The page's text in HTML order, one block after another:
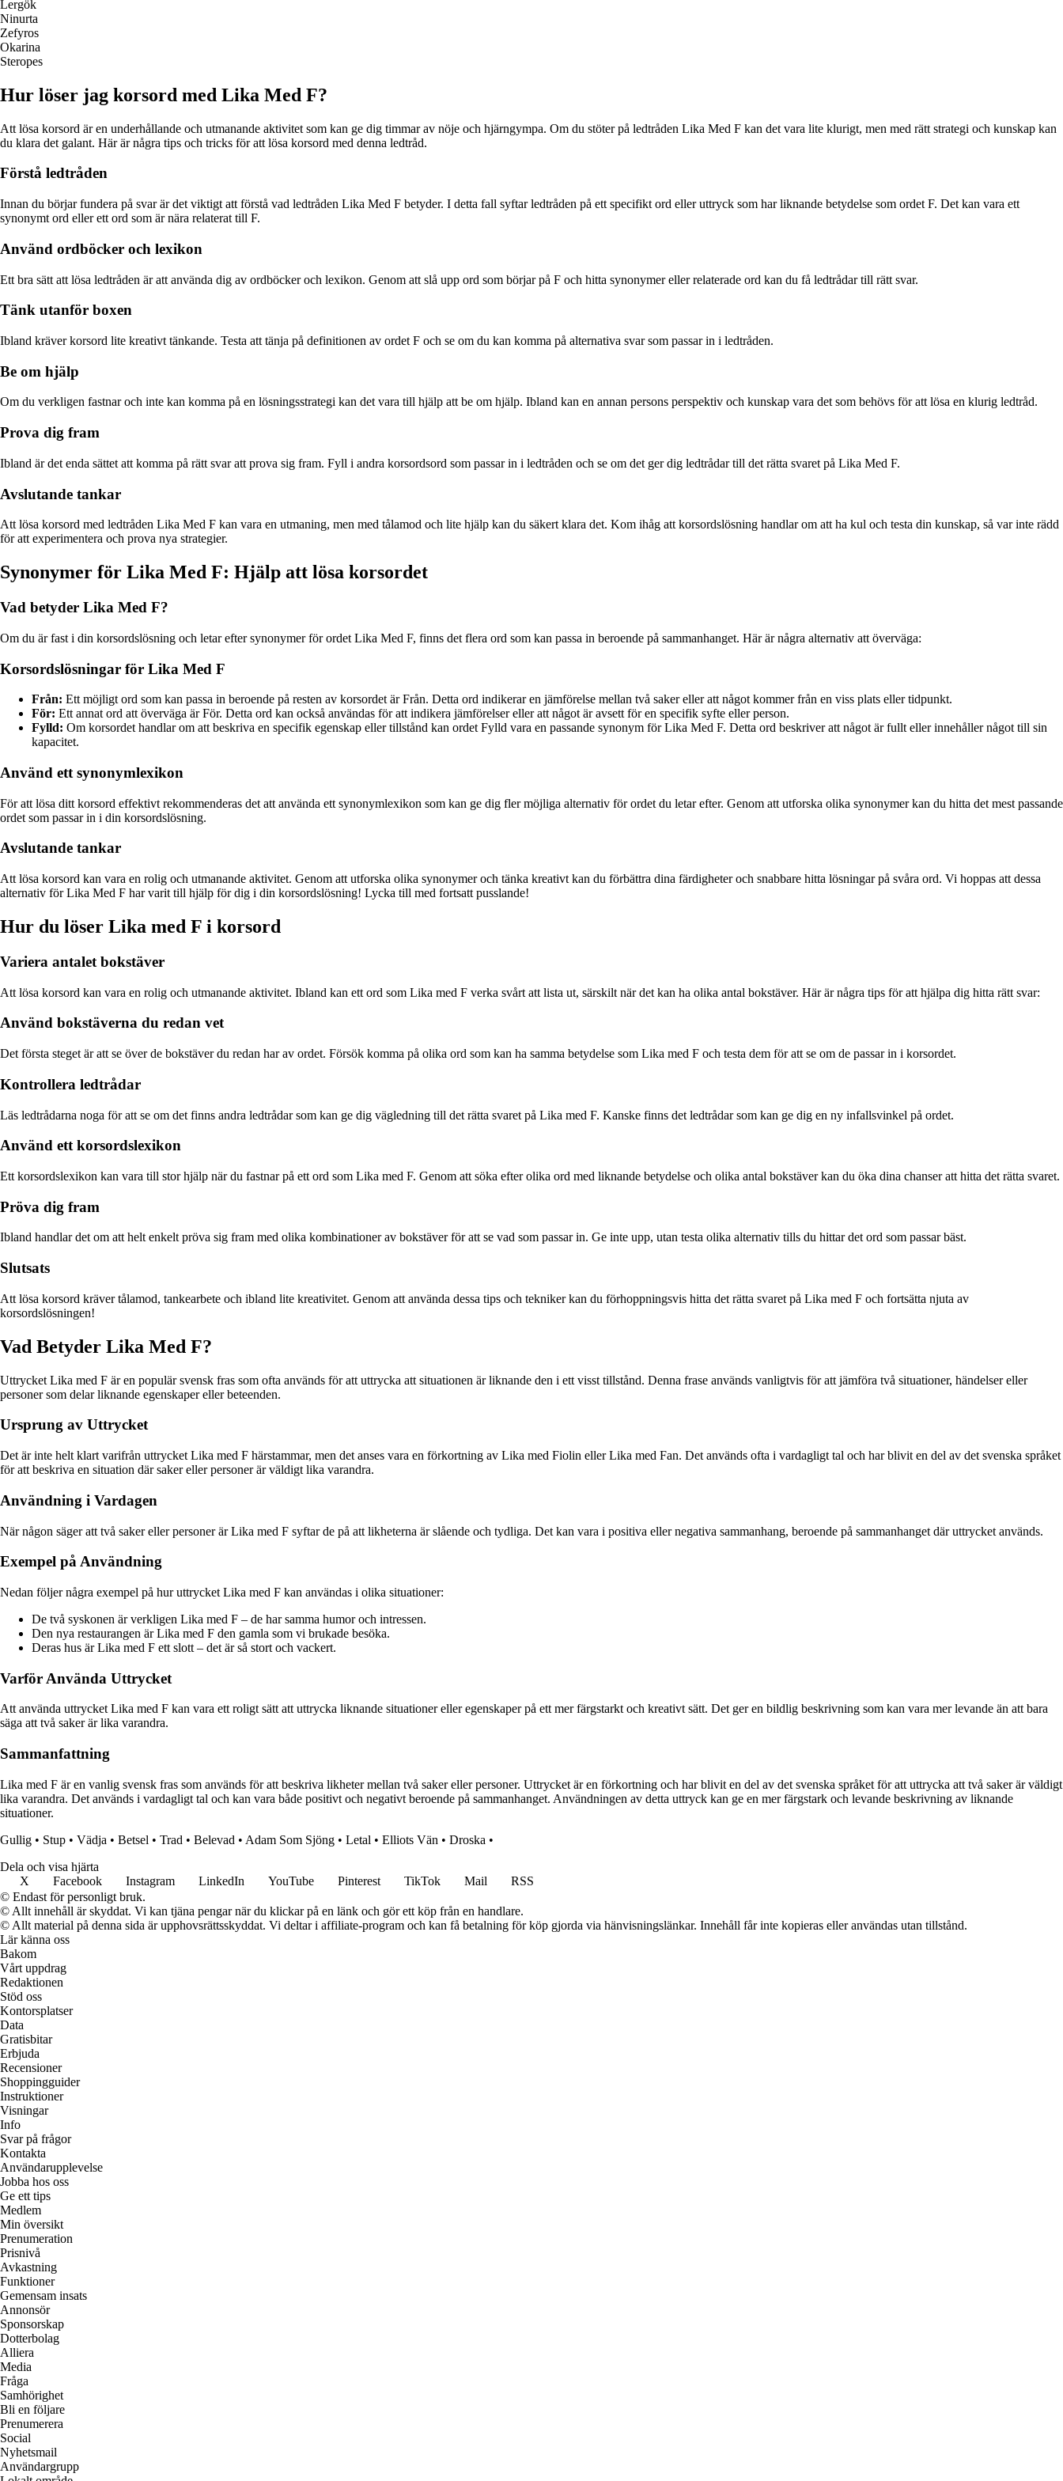
Lergök
Ninurta
Zefyros
Okarina
Steropes
Hur löser jag korsord med Lika Med F?
Att lösa korsord är en underhållande och utmanande aktivitet som kan ge dig timmar av nöje och hjärngympa. Om du stöter på ledtråden Lika Med F kan det vara lite klurigt, men med rätt strategi och kunskap kan
du klara det galant. Här är några tips och tricks för att lösa korsord med denna ledtråd.
Förstå ledtråden
Innan du börjar fundera på svar är det viktigt att förstå vad ledtråden Lika Med F betyder. I detta fall syftar ledtråden på ett specifikt ord eller uttryck som har liknande betydelse som ordet F. Det kan vara ett
synonymt ord eller ett ord som är nära relaterat till F.
Använd ordböcker och lexikon
Ett bra sätt att lösa ledtråden är att använda dig av ordböcker och lexikon. Genom att slå upp ord som börjar på F och hitta synonymer eller relaterade ord kan du få ledtrådar till rätt svar.
Tänk utanför boxen
Ibland kräver korsord lite kreativt tänkande. Testa att tänja på definitionen av ordet F och se om du kan komma på alternativa svar som passar in i ledtråden.
Be om hjälp
Om du verkligen fastnar och inte kan komma på en lösningsstrategi kan det vara till hjälp att be om hjälp. Ibland kan en annan persons perspektiv och kunskap vara det som behövs för att lösa en klurig ledtråd.
Prova dig fram
Ibland är det enda sättet att komma på rätt svar att prova sig fram. Fyll i andra korsordsord som passar in i ledtråden och se om det ger dig ledtrådar till det rätta svaret på Lika Med F.
Avslutande tankar
Att lösa korsord med ledtråden Lika Med F kan vara en utmaning, men med tålamod och lite hjälp kan du säkert klara det. Kom ihåg att korsordslösning handlar om att ha kul och testa din kunskap, så var inte rädd
för att experimentera och prova nya strategier.
Synonymer för Lika Med F: Hjälp att lösa korsordet
Vad betyder Lika Med F?
Om du är fast i din korsordslösning och letar efter synonymer för ordet Lika Med F, finns det flera ord som kan passa in beroende på sammanhanget. Här är några alternativ att överväga:
Korsordslösningar för Lika Med F
Från: Ett möjligt ord som kan passa in beroende på resten av korsordet är Från. Detta ord indikerar en jämförelse mellan två saker eller att något kommer från en viss plats eller tidpunkt.
För: Ett annat ord att överväga är För. Detta ord kan också användas för att indikera jämförelser eller att något är avsett för en specifik syfte eller person.
Fylld: Om korsordet handlar om att beskriva en specifik egenskap eller tillstånd kan ordet Fylld vara en passande synonym för Lika Med F. Detta ord beskriver att något är fullt eller innehåller något till sin
kapacitet.
Använd ett synonymlexikon
För att lösa ditt korsord effektivt rekommenderas det att använda ett synonymlexikon som kan ge dig fler möjliga alternativ för ordet du letar efter. Genom att utforska olika synonymer kan du hitta det mest passande
ordet som passar in i din korsordslösning.
Avslutande tankar
Att lösa korsord kan vara en rolig och utmanande aktivitet. Genom att utforska olika synonymer och tänka kreativt kan du förbättra dina färdigheter och snabbare hitta lösningar på svåra ord. Vi hoppas att dessa
alternativ för Lika Med F har varit till hjälp för dig i din korsordslösning! Lycka till med fortsatt pusslande!
Hur du löser Lika med F i korsord
Variera antalet bokstäver
Att lösa korsord kan vara en rolig och utmanande aktivitet. Ibland kan ett ord som Lika med F verka svårt att lista ut, särskilt när det kan ha olika antal bokstäver. Här är några tips för att hjälpa dig hitta rätt svar:
Använd bokstäverna du redan vet
Det första steget är att se över de bokstäver du redan har av ordet. Försök komma på olika ord som kan ha samma betydelse som Lika med F och testa dem för att se om de passar in i korsordet.
Kontrollera ledtrådar
Läs ledtrådarna noga för att se om det finns andra ledtrådar som kan ge dig vägledning till det rätta svaret på Lika med F. Kanske finns det ledtrådar som kan ge dig en ny infallsvinkel på ordet.
Använd ett korsordslexikon
Ett korsordslexikon kan vara till stor hjälp när du fastnar på ett ord som Lika med F. Genom att söka efter olika ord med liknande betydelse och olika antal bokstäver kan du öka dina chanser att hitta det rätta svaret.
Pröva dig fram
Ibland handlar det om att helt enkelt pröva sig fram med olika kombinationer av bokstäver för att se vad som passar in. Ge inte upp, utan testa olika alternativ tills du hittar det ord som passar bäst.
Slutsats
Att lösa korsord kräver tålamod, tankearbete och ibland lite kreativitet. Genom att använda dessa tips och tekniker kan du förhoppningsvis hitta det rätta svaret på Lika med F och fortsätta njuta av
korsordslösningen!
Vad Betyder Lika Med F?
Uttrycket Lika med F är en populär svensk fras som ofta används för att uttrycka att situationen är liknande den i ett visst tillstånd. Denna frase används vanligtvis för att jämföra två situationer, händelser eller
personer som delar liknande egenskaper eller beteenden.
Ursprung av Uttrycket
Det är inte helt klart varifrån uttrycket Lika med F härstammar, men det anses vara en förkortning av Lika med Fiolin eller Lika med Fan. Det används ofta i vardagligt tal och har blivit en del av det svenska språket
för att beskriva en situation där saker eller personer är väldigt lika varandra.
Användning i Vardagen
När någon säger att två saker eller personer är Lika med F syftar de på att likheterna är slående och tydliga. Det kan vara i positiva eller negativa sammanhang, beroende på sammanhanget där uttrycket används.
Exempel på Användning
Nedan följer några exempel på hur uttrycket Lika med F kan användas i olika situationer:
De två syskonen är verkligen Lika med F – de har samma humor och intressen.
Den nya restaurangen är Lika med F den gamla som vi brukade besöka.
Deras hus är Lika med F ett slott – det är så stort och vackert.
Varför Använda Uttrycket
Att använda uttrycket Lika med F kan vara ett roligt sätt att uttrycka liknande situationer eller egenskaper på ett mer färgstarkt och kreativt sätt. Det ger en bildlig beskrivning som kan vara mer levande än att bara
säga att två saker är lika varandra.
Sammanfattning
Lika med F är en vanlig svensk fras som används för att beskriva likheter mellan två saker eller personer. Uttrycket är en förkortning och har blivit en del av det svenska språket för att uttrycka att två saker är väldigt
lika varandra. Det används i vardagligt tal och kan vara både positivt och negativt beroende på sammanhanget. Användningen av detta uttryck kan ge en mer färgstark och levande beskrivning av liknande
situationer.
Gullig • Stup • Vädja • Betsel • Trad • Belevad • Adam Som Sjöng • Letal • Elliots Vän • Droska •
Dela och visa hjärta
X
Facebook Instagram LinkedIn YouTube Pinterest TikTok Mail
RSS
© Endast för personligt bruk.
© Allt innehåll är skyddat. Vi kan tjäna pengar när du klickar på en länk och gör ett köp från en handlare.
© Allt material på denna sida är upphovsrättsskyddat. Vi deltar i affiliate-program och kan få betalning för köp gjorda via hänvisningslänkar. Innehåll får inte kopieras eller användas utan tillstånd.
Lär känna oss
Bakom
Vårt uppdrag
Redaktionen
Stöd oss
Kontorsplatser
Data
Gratisbitar
Erbjuda
Recensioner
Shoppingguider
Instruktioner
Visningar
Info
Svar på frågor
Kontakta
Användarupplevelse
Jobba hos oss
Ge ett tips
Medlem
Min översikt
Prenumeration
Prisnivå
Avkastning
Funktioner
Gemensam insats
Annonsör
Sponsorskap
Dotterbolag
Alliera
Media
Fråga
Samhörighet
Bli en följare
Prenumerera
Social
Nyhetsmail
Användargrupp